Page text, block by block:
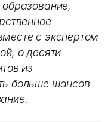
с экспертом
о десяти
из
больше шансов